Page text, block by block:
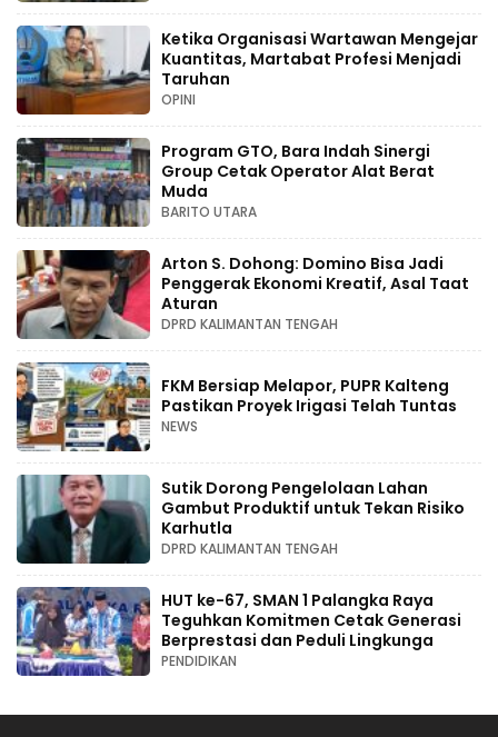
Ketika Organisasi Wartawan Mengejar
Kuantitas, Martabat Profesi Menjadi
Taruhan
OPINI
Program GTO, Bara Indah Sinergi
Group Cetak Operator Alat Berat
Muda
BARITO UTARA
Arton S. Dohong: Domino Bisa Jadi
Penggerak Ekonomi Kreatif, Asal Taat
Aturan
DPRD KALIMANTAN TENGAH
FKM Bersiap Melapor, PUPR Kalteng
Pastikan Proyek Irigasi Telah Tuntas
NEWS
Sutik Dorong Pengelolaan Lahan
Gambut Produktif untuk Tekan Risiko
Karhutla
DPRD KALIMANTAN TENGAH
HUT ke-67, SMAN 1 Palangka Raya
Teguhkan Komitmen Cetak Generasi
Berprestasi dan Peduli Lingkunga
PENDIDIKAN